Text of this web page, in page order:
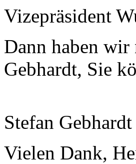
Vizepräsident
Dann haben
Gebhardt, Sie
Stefan
Vielen Dank,